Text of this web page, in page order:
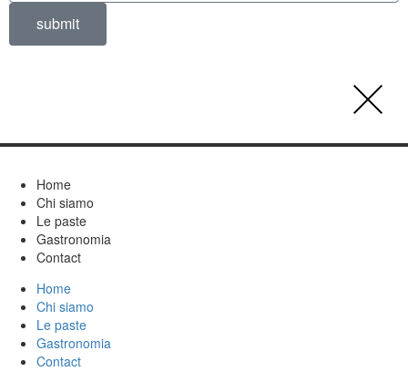
submit
Home
Chi siamo
Le paste
Gastronomia
Contact
Home
Chi siamo
Le paste
Gastronomia
Contact